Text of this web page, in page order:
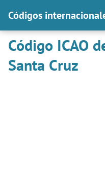
Códigos
Código ICAO
Santa Cruz